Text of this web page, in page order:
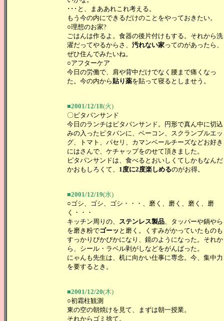
･･･と、まああれこれ考える。
もう今の内にできるだけのことをやっておきたい。
○理想のお家?
ごはんは作るよ。食器の後片付けもする。それから洗
濯だってやるからさ、 汚れない家ってのがあったら、
ぜひ住んでみたいね。
○アフターケア
今日の労働で、肩や背中だけでなく腰まで痛くなっ
た。今の内から 貼り薬を貼って寝るとしませう。
■2001/12/18(火)
〇ピタパンサンド
今日のランチはピタパンサンド。円形で真ん中に切込
みの入ったピタパンに、ベーコン、スクランブルエッ
グ、トマト、パセリ、カマンベールチーズなどお好き
にはさんで、ケチャップをのせて頂きました。
ピタパンサンドは、食べるとおいしくてしかもなんだ
かおもしろくて、 1度に2度楽しめるのがお得。
■2001/12/19(水)
○ゴシ、ゴシ、ゴシ・・・、磨く、磨く、磨く、磨
く・・・
キッチン周りの、 ステンレス製品、タッパーや鍋やら
を磨き粉でゴーッ と磨く。くすみがかっていたものも
すっかりぴかぴかになり、鏡のようになった。それか
ら、シール・ラベル剥がしなどをがんばった。
にゃんも先生は、机に向かい仕事に専念。今、集中力
を要するとき。
■2001/12/20(木)
○初霜柱観測
東の空の朝焼けを見て、まずは朝一授業。
それからゴミ捨て。